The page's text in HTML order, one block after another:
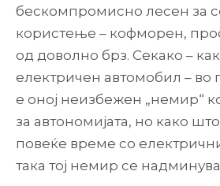
бескомпромисно лесен за
користење – кофморен,
од доволно брз. Секако –
електричен автомобил – во
е оној неизбежен „немир“
за автономијата, но како
повеќе време со
така тој немир се